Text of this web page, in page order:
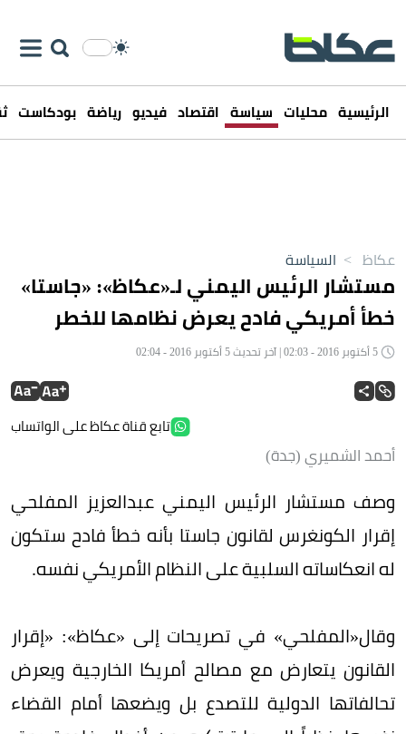
الرئيسية محليات سياسة اقتصاد فيديو رياضة بودكاست
عكاظ > السياسة
مستشار الرئيس اليمني لـ«عكاظ»: «جاستا»
خطأ أمريكي فادح يعرض نظامها للخطر
تابع قناة عكاظ على الواتساب
أحمد الشميري (جدة)
وصف مستشار الرئيس اليمني عبدالعزيز المفلحي
إقرار الكونغرس لقانون جاستا بأنه خطأ فادح ستكون
له انعكاساته السلبية على النظام الأمريكي نفسه.
وقال«المفلحي» في تصريحات إلى «عكاظ»: «إقرار
القانون يتعارض مع مصالح أمريكا الخارجية ويعرض
تحالفاتها الدولية للتصدع بل ويضعها أمام القضاء